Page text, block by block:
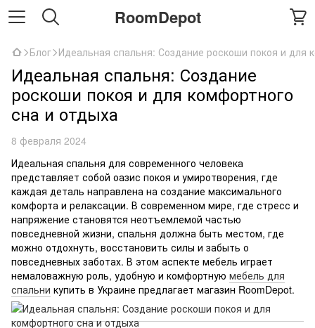
RoomDepot
Блог Идеальная спальня: Создание роскоши покоя и для
Идеальная спальня: Создание
роскоши покоя и для комфортного
сна и отдыха
8 февраля 2024
Идеальная спальня для современного человека
представляет собой оазис покоя и умиротворения, где
каждая деталь направлена на создание максимального
комфорта и релаксации. В современном мире, где стресс и
напряжение становятся неотъемлемой частью
повседневной жизни, спальня должна быть местом, где
можно отдохнуть, восстановить силы и забыть о
повседневных заботах. В этом аспекте мебель играет
немаловажную роль, удобную и комфортную мебель для
спальни купить в Украине предлагает магазин RoomDepot.